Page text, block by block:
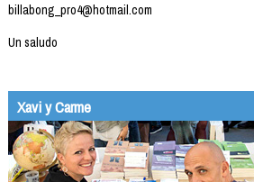
billabong_pro4@hotmail.com
Un saludo
Xavi y Carme